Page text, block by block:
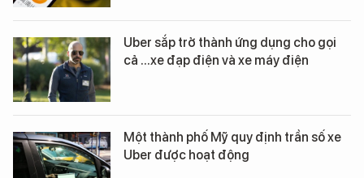
Uber sắp trở thành ứng dụng cho gọi
cả ...xe đạp điện và xe máy điện
Một thành phố Mỹ quy định trần số xe
Uber được hoạt động